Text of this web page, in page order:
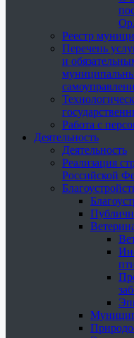
Реестр
Перечень
и
Работа с
Деятельность
Деятельность
Реализация
Российской